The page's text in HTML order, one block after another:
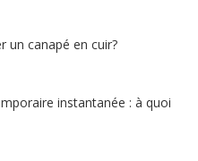
un canapé en cuir?
instantanée : à quoi